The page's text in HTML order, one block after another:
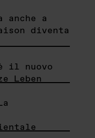
anche a
diventa
il nuovo
Leben